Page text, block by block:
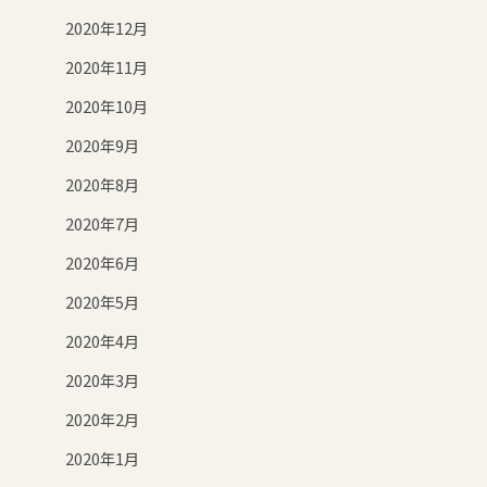
2020年12月
2020年11月
2020年10月
2020年9月
2020年8月
2020年7月
2020年6月
2020年5月
2020年4月
2020年3月
2020年2月
2020年1月